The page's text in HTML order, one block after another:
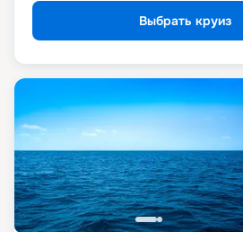
Выбрать круиз